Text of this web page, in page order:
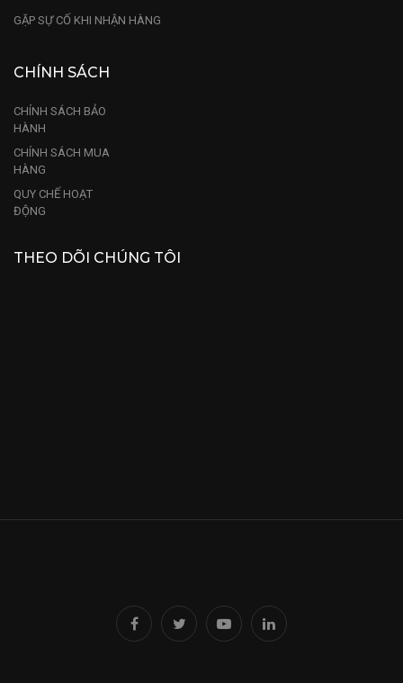
GẶP SỰ CỐ KHI NHẬN HÀNG
CHÍNH SÁCH
CHÍNH SÁCH BẢO
HÀNH
CHÍNH SÁCH MUA
HÀNG
QUY CHẾ HOẠT
ĐỘNG
THEO DÕI CHÚNG TÔI